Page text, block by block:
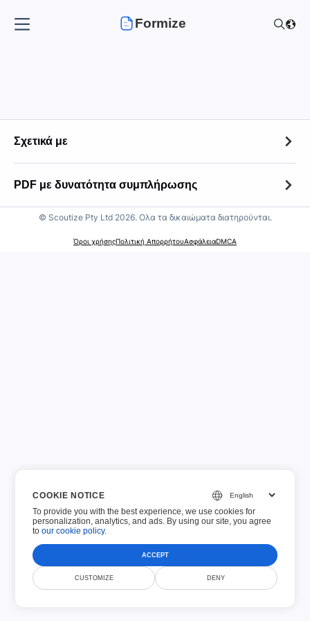
Formize
Σχετικά με
Σχετικά με
Επικοινωνία
Πολιτική διατήρησης αρχείων
PDF με δυνατότητα συμπλήρωσης
PDF με δυνατότητα συμπλήρωσης
© Scoutize Pty Ltd 2026. Ολα τα δικαιώματα διατηρούνται.
Όροι χρήσηςΠολιτική ΑπορρήτουΑσφάλειαDMCA
COOKIE NOTICE
To provide you with the best experience, we use cookies for
personalization, analytics, and ads. By using our site, you agree
toour cookie policy.
ACCEPT
CUSTOMIZE DENY